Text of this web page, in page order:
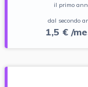
il primo
dal secondo
1,5 € /